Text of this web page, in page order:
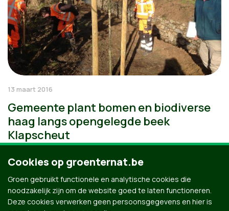
13 maart 2016
Gemeente plant bomen en biodiverse
haag langs opengelegde beek
Klapscheut
Cookies op groenternat.be
Groen gebruikt functionele en analytische cookies die
noodzakelijk zijn om de website goed te laten functioneren.
Deze cookies verwerken geen persoonsgegevens en hier is